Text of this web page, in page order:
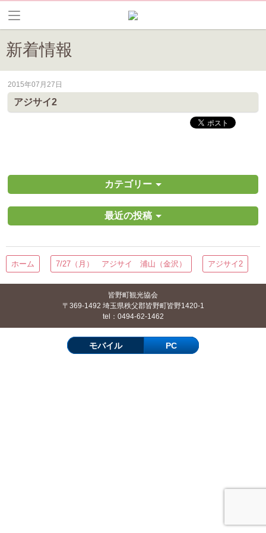
新着情報
皆野町のイベントやお祭り、花情報等の最新情報や観光協会会員情報
2015年07月27日
アジサイ2
カテゴリー
最近の投稿
ホーム 7/27（月） アジサイ 浦山（金沢） アジサイ2
皆野町観光協会
〒369-1492 埼玉県秩父郡皆野町皆野1420-1
tel：0494-62-1462
モバイル PC